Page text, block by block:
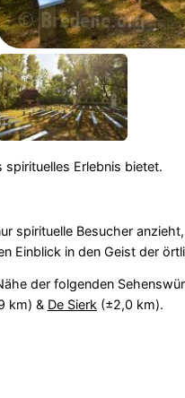
Erlebnis bietet.
spirituelle Besucher
Einblick in den Geist der
der folgenden
km) & De Sierk (±2,0 km).